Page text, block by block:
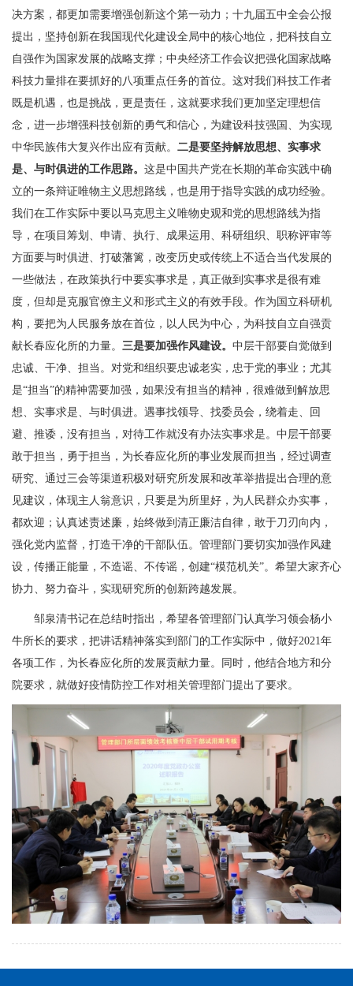
决方案，都更加需要增强创新这个第一动力；十九届五中全会公报
提出，坚持创新在我国现代化建设全局中的核心地位，把科技自立
自强作为国家发展的战略支撑；中央经济工作会议把强化国家战略
科技力量排在要抓好的八项重点任务的首位。这对我们科技工作者
既是机遇，也是挑战，更是责任，这就要求我们更加坚定理想信
念，进一步增强科技创新的勇气和信心，为建设科技强国、为实现
中华民族伟大复兴作出应有贡献。 二是要坚持解放思想、实事求
是、与时俱进的工作思路。 这是中国共产党在长期的革命实践中确
立的一条辩证唯物主义思想路线，也是用于指导实践的成功经验。
我们在工作实际中要以马克思主义唯物史观和党的思想路线为指
导，在项目筹划、申请、执行、成果运用、科研组织、职称评审等
方面要与时俱进、打破藩篱，改变历史或传统上不适合当代发展的
一些做法，在政策执行中要实事求是，真正做到实事求是很有难
度，但却是克服官僚主义和形式主义的有效手段。作为国立科研机
构，要把为人民服务放在首位，以人民为中心，为科技自立自强贡
献长春应化所的力量。 三是要加强作风建设。 中层干部要自觉做到
忠诚、干净、担当。对党和组织要忠诚老实，忠于党的事业；尤其
是“担当”的精神需要加强，如果没有担当的精神，很难做到解放思
想、实事求是、与时俱进。遇事找领导、找委员会，绕着走、回
避、推诿，没有担当，对待工作就没有办法实事求是。中层干部要
敢于担当，勇于担当，为长春应化所的事业发展而担当，经过调查
研究、通过三会等渠道积极对研究所发展和改革举措提出合理的意
见建议，体现主人翁意识，只要是为所里好，为人民群众办实事，
都欢迎；认真述责述廉，始终做到清正廉洁自律，敢于刀刃向内，
强化党内监督，打造干净的干部队伍。管理部门要切实加强作风建
设，传播正能量，不造谣、不传谣，创建“模范机关”。希望大家齐心
协力、努力奋斗，实现研究所的创新跨越发展。
邹泉清书记在总结时指出，希望各管理部门认真学习领会杨小
牛所长的要求，把讲话精神落实到部门的工作实际中，做好2021年
各项工作，为长春应化所的发展贡献力量。同时，他结合地方和分
院要求，就做好疫情防控工作对相关管理部门提出了要求。